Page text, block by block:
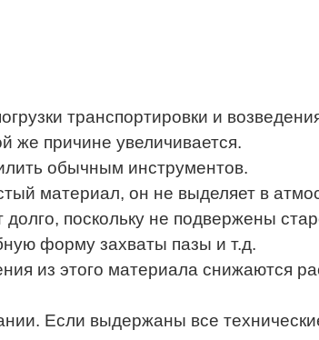
транспортировки и
же причине увеличивается.
обычным инструментов.
материал, он не выделяет в
поскольку не подвержены
форму захваты пазы и т.д.
из этого материала снижаются
Если выдержаны все